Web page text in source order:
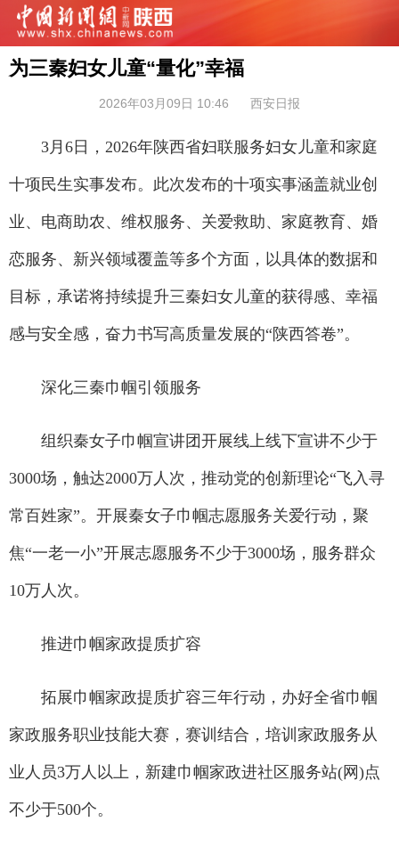
为三秦妇女儿童“量化”幸福
2026年03月09日 10:46 西安日报
3月6日，2026年陕西省妇联服务妇女儿童和家庭
十项民生实事发布。此次发布的十项实事涵盖就业创
业、电商助农、维权服务、关爱救助、家庭教育、婚
恋服务、新兴领域覆盖等多个方面，以具体的数据和
目标，承诺将持续提升三秦妇女儿童的获得感、幸福
感与安全感，奋力书写高质量发展的“陕西答卷”。
深化三秦巾帼引领服务
组织秦女子巾帼宣讲团开展线上线下宣讲不少于
3000场，触达2000万人次，推动党的创新理论“飞入寻
常百姓家”。开展秦女子巾帼志愿服务关爱行动，聚
焦“一老一小”开展志愿服务不少于3000场，服务群众
10万人次。
推进巾帼家政提质扩容
拓展巾帼家政提质扩容三年行动，办好全省巾帼
家政服务职业技能大赛，赛训结合，培训家政服务从
业人员3万人以上，新建巾帼家政进社区服务站(网)点
不少于500个。